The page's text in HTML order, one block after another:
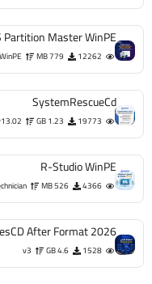
Partition Master WinPE
12262
779 MB
SystemRescueCd
19773
1.23 GB
R-Studio WinPE
4366
526 MB
After Format 2026
1528
4.6 GB
v3